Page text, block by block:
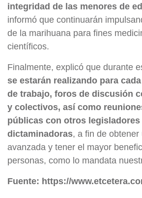
integridad de las menores de
informó que continuarán
de la marihuana para fines
científicos.
Finalmente, explicó que durante
se estarán realizando para
de trabajo, foros de discusión
y colectivos, así como
públicas con otros
dictaminadoras, a fin de obtener
avanzada y tener el mayor
personas, como lo mandata
Fuente: https://